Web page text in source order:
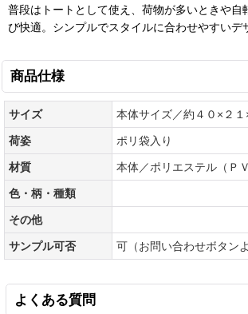
普段はトートとして使え、荷物が多いときや
び快適。シンプルでスタイルに合わせやすいデ
商品仕様
サイズ 本体サイズ／約４０×２
荷姿 ポリ袋入り
材質 本体／ポリエステル（
色・柄・種類
その他
サンプル可否 可（お問い合わせボタン
よくある質問